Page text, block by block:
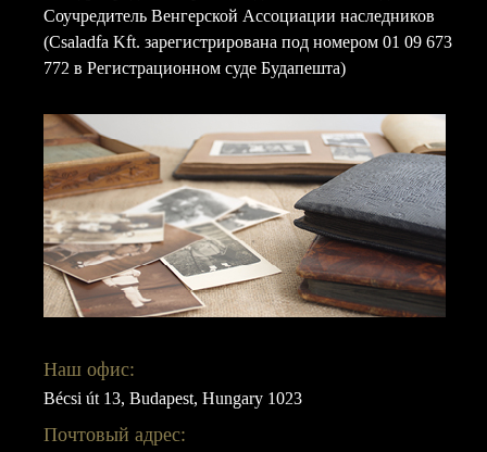
Соучредитель Венгерской Ассоциации наследников
(Csaladfa Kft. зарегистрирована под номером 01 09 673
772 в Регистрационном суде Будапешта)
Наш офис:
Bécsi út 13, Budapest, Hungary 1023
Почтовый адрес: